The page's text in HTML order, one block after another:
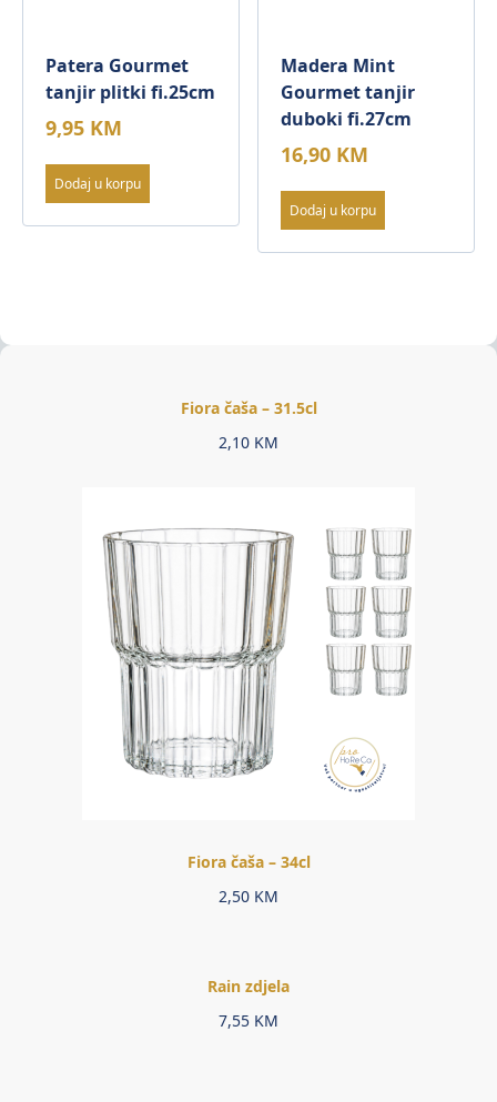
Patera Gourmet
tanjir plitki fi.25cm
9,95 KM
Dodaj u korpu
Madera Mint
Gourmet tanjir
duboki fi.27cm
16,90 KM
Dodaj u korpu
Fiora čaša – 31.5cl
2,10 KM
Fiora čaša – 34cl
2,50 KM
Rain zdjela
7,55 KM